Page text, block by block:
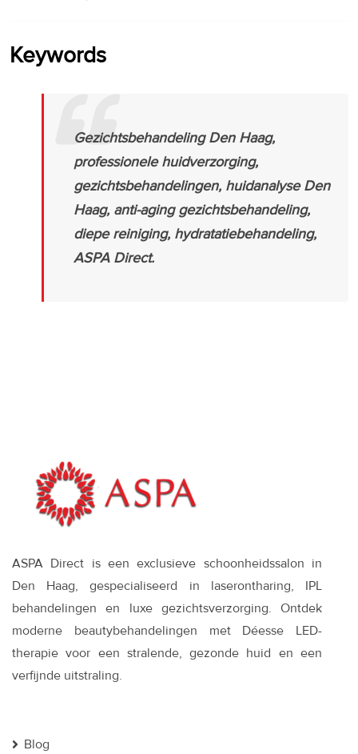
Keywords
Gezichtsbehandeling Den Haag,
professionele huidverzorging,
gezichtsbehandelingen, huidanalyse Den
Haag, anti-aging gezichtsbehandeling,
diepe reiniging, hydratatiebehandeling,
ASPA Direct.
ASPA Direct is een exclusieve schoonheidssalon in
Den Haag, gespecialiseerd in laserontharing, IPL
behandelingen en luxe gezichtsverzorging. Ontdek
moderne beautybehandelingen met Déesse LED-
therapie voor een stralende, gezonde huid en een
verfijnde uitstraling.
Blog